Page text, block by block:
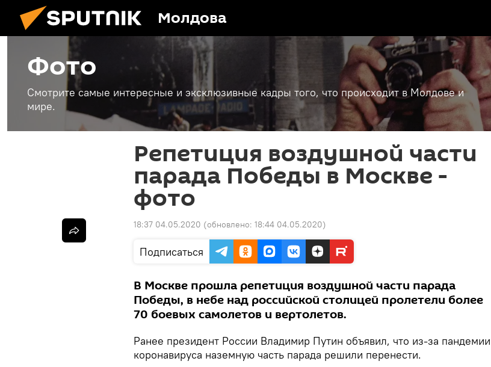
Молдова
Фото
Смотрите самые интересные и эксклюзивные кадры того, что происходит в Молдове и
мире.
Репетиция воздушной части
парада Победы в Москве -
фото
18:37 04.05.2020 (обновлено: 18:44 04.05.2020)
Подписаться
В Москве прошла репетиция воздушной части парада
Победы, в небе над российской столицей пролетели более
70 боевых самолетов и вертолетов.
Ранее президент России Владимир Путин объявил, что из-за пандемии
коронавируса наземную часть парада решили перенести.